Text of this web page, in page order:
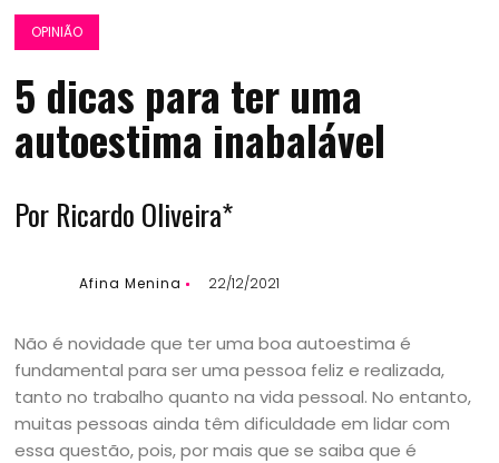
OPINIÃO
5 dicas para ter uma
autoestima inabalável
Por Ricardo Oliveira*
Afina Menina 22/12/2021
Não é novidade que ter uma boa autoestima é
fundamental para ser uma pessoa feliz e realizada,
tanto no trabalho quanto na vida pessoal. No entanto,
muitas pessoas ainda têm dificuldade em lidar com
essa questão, pois, por mais que se saiba que é